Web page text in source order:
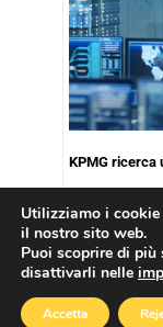
KPMG ricerca
Copyright © 2026
Utilizziamo i
il nostro sito web.
Puoi scoprire di
disattivarli nelle
Accetta